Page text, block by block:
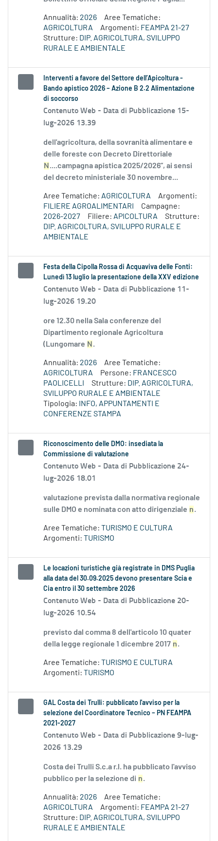
Annualità: 2026
Aree Tematiche:
AGRICOLTURA
Argomenti: FEAMPA 21-27
Strutture: DIP. AGRICOLTURA, SVILUPPO
RURALE E AMBIENTALE
Interventi a favore del Settore dell’Apicoltura -
Bando apistico 2026 – Azione B 2.2 Alimentazione
di soccorso
Contenuto Web - Data di Pubblicazione 15-
lug-2026 13.39
dell'agricoltura, della sovranità alimentare e
delle foreste con Decreto Direttoriale
N ....campagna apistica 2025/2026”, ai sensi
del decreto ministeriale 30 novembre...
Aree Tematiche: AGRICOLTURA
Argomenti:
FILIERE AGROALIMENTARI
Campagne:
2026-2027
Filiere: APICOLTURA
Strutture:
DIP. AGRICOLTURA, SVILUPPO RURALE E
AMBIENTALE
Festa della Cipolla Rossa di Acquaviva delle Fonti:
Lunedì 13 luglio la presentazione della XXV edizione
Contenuto Web - Data di Pubblicazione 11-
lug-2026 19.20
ore 12.30 nella Sala conferenze del
Dipartimento regionale Agricoltura
(Lungomare N .
Annualità: 2026
Aree Tematiche:
AGRICOLTURA
Persone: FRANCESCO
PAOLICELLI
Strutture: DIP. AGRICOLTURA,
SVILUPPO RURALE E AMBIENTALE
Tipologia:
INFO, APPUNTAMENTI E
CONFERENZE STAMPA
Riconoscimento delle DMO: insediata la
Commissione di valutazione
Contenuto Web - Data di Pubblicazione 24-
lug-2026 18.01
valutazione prevista dalla normativa regionale
sulle DMO e nominata con atto dirigenziale n.
Aree Tematiche: TURISMO E CULTURA
Argomenti: TURISMO
Le locazioni turistiche già registrate in DMS Puglia
alla data del 30.09.2025 devono presentare Scia e
Cia entro il 30 settembre 2026
Contenuto Web - Data di Pubblicazione 20-
lug-2026 10.54
previsto dal comma 8 dell'articolo 10 quater
della legge regionale 1 dicembre 2017 n.
Aree Tematiche: TURISMO E CULTURA
Argomenti: TURISMO
GAL Costa dei Trulli: pubblicato l'avviso per la
selezione del Coordinatore Tecnico – PN FEAMPA
2021-2027
Contenuto Web - Data di Pubblicazione 9-lug-
2026 13.29
Costa dei Trulli S.c.a r.l. ha pubblicato l'avviso
pubblico per la selezione di n.
Annualità: 2026
Aree Tematiche:
AGRICOLTURA
Argomenti: FEAMPA 21-27
Strutture: DIP. AGRICOLTURA, SVILUPPO
RURALE E AMBIENTALE